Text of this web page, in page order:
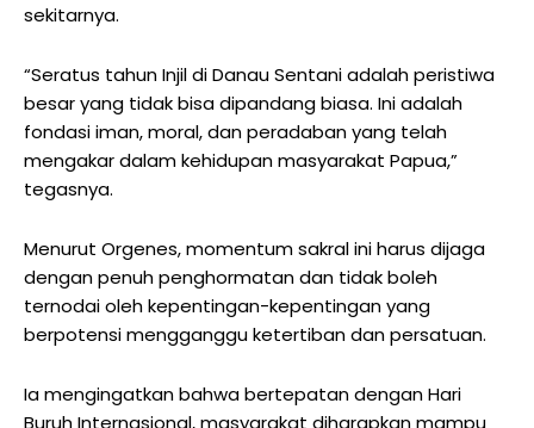
sekitarnya.
“Seratus tahun Injil di Danau Sentani adalah peristiwa
besar yang tidak bisa dipandang biasa. Ini adalah
fondasi iman, moral, dan peradaban yang telah
mengakar dalam kehidupan masyarakat Papua,”
tegasnya.
Menurut Orgenes, momentum sakral ini harus dijaga
dengan penuh penghormatan dan tidak boleh
ternodai oleh kepentingan-kepentingan yang
berpotensi mengganggu ketertiban dan persatuan.
Ia mengingatkan bahwa bertepatan dengan Hari
Buruh Internasional, masyarakat diharapkan mampu